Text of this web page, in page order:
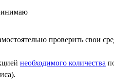
проверить свои
необходимого количества